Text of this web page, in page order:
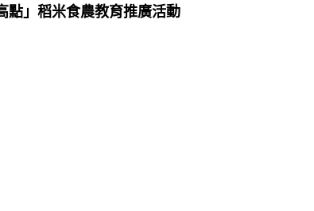
點」稻米食農教育推廣活動